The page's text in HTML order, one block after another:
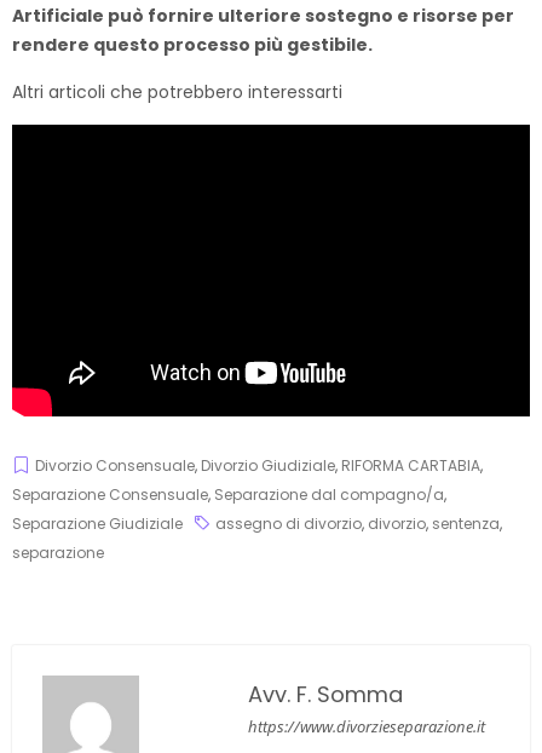
Artificiale può fornire ulteriore sostegno e risorse per
rendere questo processo più gestibile.
Altri articoli che potrebbero interessarti
Divorzio Consensuale, Divorzio Giudiziale, RIFORMA CARTABIA,
Separazione Consensuale, Separazione dal compagno/a,
Separazione Giudiziale
assegno di divorzio, divorzio, sentenza,
separazione
Avv. F. Somma
https://www.divorzieseparazione.it